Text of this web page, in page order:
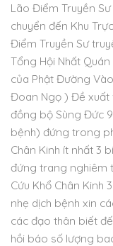
Lão Điểm Truyền
chuyển đến Khu
Điểm Truyền Sư
Tổng Hội Nhất
của Phật Đường
Đoan Ngọ ) Đề xuất
đồng bộ Sùng Đức
bệnh) đứng trong
Chân Kinh ít nhất 3
đứng trang nghiêm
Cứu Khổ Chân Kinh
nhẹ dịch bệnh xin
các đạo thân biết
hồi báo số lượng